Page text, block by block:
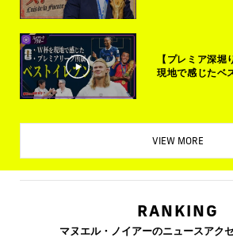
【プレミア深堀
現地で感じたベ
VIEW MORE
RANKING
マヌエル・ノイアーのニュースアク